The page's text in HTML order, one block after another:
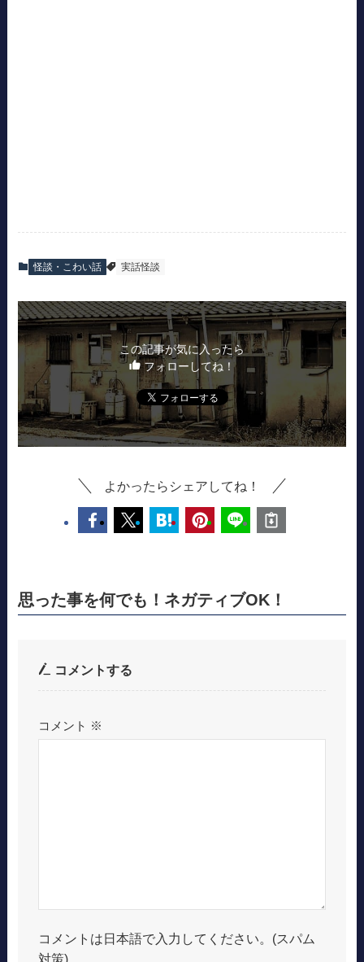
怪談・こわい話 実話怪談
この記事が気に入ったら
フォローしてね！
よかったらシェアしてね！
思った事を何でも！ネガティブOK！
コメントする
コメント ※
コメントは日本語で入力してください。(スパム
対策)